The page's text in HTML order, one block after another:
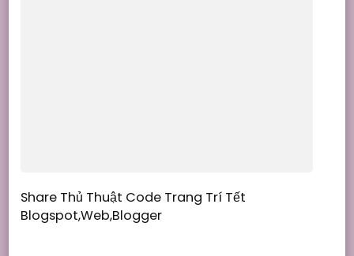
Share Thủ Thuật Code Trang Trí Tết
Blogspot,Web,Blogger